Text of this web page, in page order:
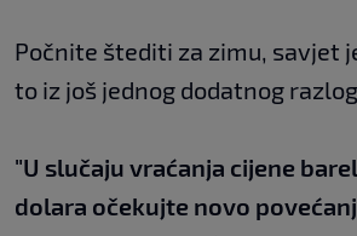
Počnite štediti za zimu, savjet
to iz još jednog dodatnog
"U slučaju vraćanja cijene
dolara očekujte novo